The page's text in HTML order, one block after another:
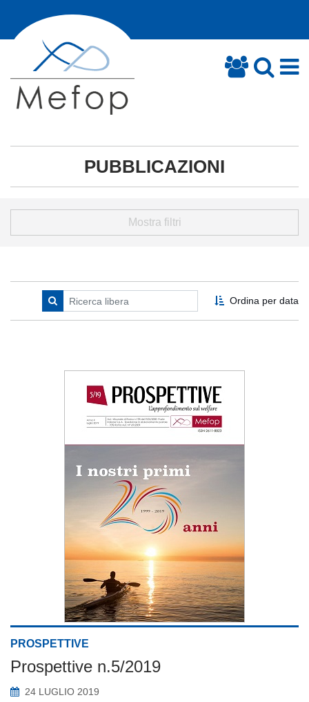
PUBBLICAZIONI
Mostra filtri
Ordina per data
PROSPETTIVE
Prospettive n.5/2019
24 LUGLIO 2019